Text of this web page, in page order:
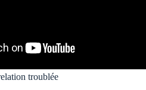
troublée